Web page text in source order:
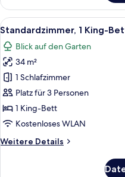
1 King-
Bett
(Kids
Alle
Fotos
für
Standardzimmer,
1 King-
Bett
(Garden
Access)
10
Standardzimmer, 1 King-
Blick auf den Garten
34 m²
1 Schlafzimmer
Platz für 3 Personen
1 King-Bett
Kostenloses WLAN
Weitere Details
Weitere